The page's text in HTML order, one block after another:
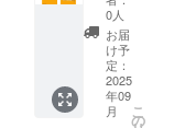
高牟神社に
おいて神職
として奉仕
した経歴を
持つ。祭
3000社
のうち
備前国
21社を
「式内
社調査
報告」
PDF
データ
暫定版
延長五
年（九
二七
年）に
0人
お届
け予
定：
2025
年09
月
こ
の